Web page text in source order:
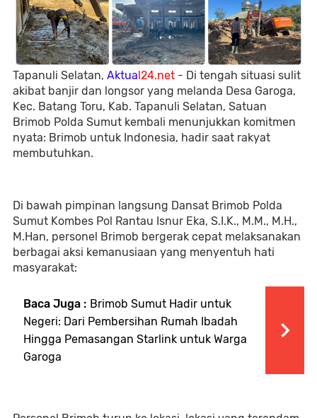
Tapanuli Selatan, Aktual24.net - Di tengah situasi sulit
akibat banjir dan longsor yang melanda Desa Garoga,
Kec. Batang Toru, Kab. Tapanuli Selatan, Satuan
Brimob Polda Sumut kembali menunjukkan komitmen
nyata: Brimob untuk Indonesia, hadir saat rakyat
membutuhkan.
Di bawah pimpinan langsung Dansat Brimob Polda
Sumut Kombes Pol Rantau Isnur Eka, S.I.K., M.M., M.H.,
M.Han, personel Brimob bergerak cepat melaksanakan
berbagai aksi kemanusiaan yang menyentuh hati
masyarakat:
Baca Juga : Brimob Sumut Hadir untuk
Negeri: Dari Pembersihan Rumah Ibadah
Hingga Pemasangan Starlink untuk Warga
Garoga